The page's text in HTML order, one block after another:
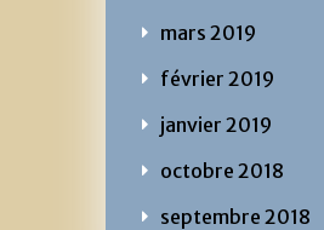
mars 2019
février 2019
janvier 2019
octobre 2018
septembre 2018